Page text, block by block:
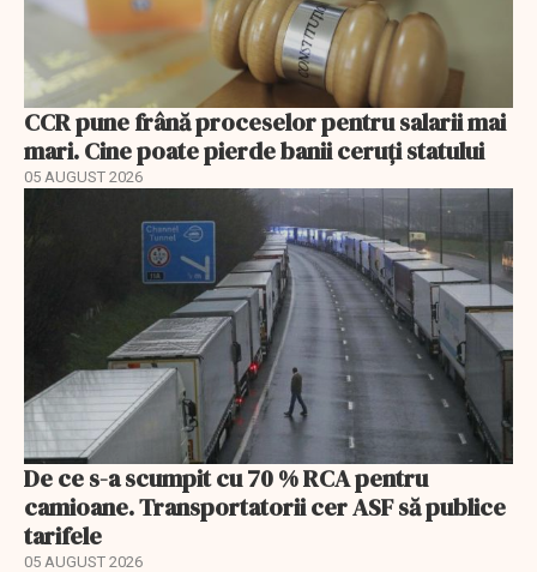
CCR pune frână proceselor pentru salarii mai
mari. Cine poate pierde banii ceruți statului
05 AUGUST 2026
De ce s-a scumpit cu 70 % RCA pentru
camioane. Transportatorii cer ASF să publice
tarifele
05 AUGUST 2026